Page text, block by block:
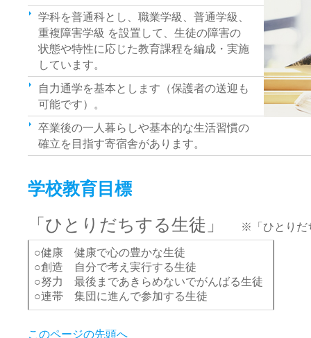
学科を普通科とし、職業学級、普通学級、
重複障害学級 を設置して、生徒の障害の
状態や特性に応じた教育課程を編成・実施
しています。
自力通学を基本とします（保護者の送迎も
可能です）。
卒業後の一人暮らしや基本的な生活習慣の
確立を目指す寄宿舎があります。
学校教育目標
「ひとりだちする生徒」
※「ひとりだ
○健康 健康で心の豊かな生徒
○創造 自分で考え実行する生徒
○努力 最後まであきらめないでがんばる生徒
○連帯 集団に進んで参加する生徒
このページの先頭へ